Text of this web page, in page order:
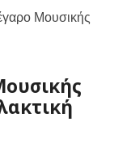
Μουσικής